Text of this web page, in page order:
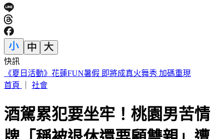
快訊
遠見天下創辦人高希均90歲辭世！「長壽5秘訣」曝 醫生也
認同
酒駕累犯要坐牢！桃園男苦情